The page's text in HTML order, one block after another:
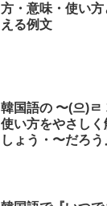
方・意味・使い
える例文
韓国語の 〜(으)ㄹ
使い方をやさし
しょう・〜だろ